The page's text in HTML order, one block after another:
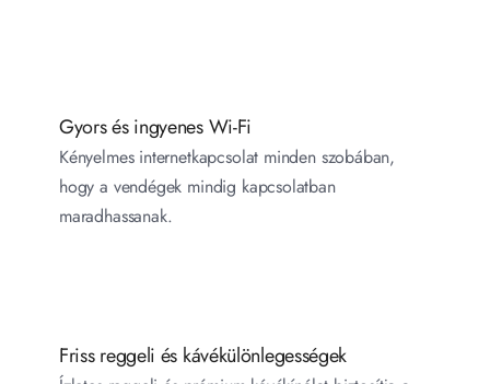
Gyors és ingyenes Wi-Fi
Kényelmes internetkapcsolat minden szobában,
hogy a vendégek mindig kapcsolatban
maradhassanak.
Friss reggeli és kávékülönlegességek